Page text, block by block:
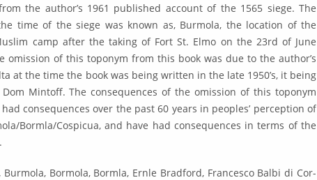
the author’s 1961 published account of the 1565 siege. The
time of the siege was known as, Burmola, the location of the
camp after the taking of Fort St. Elmo on the 23rd of June
omission of this toponym from this book was due to the author’s
at the time the book was being written in the late 1950’s, it being
Mintoff. The consequences of the omission of this toponym
consequences over the past 60 years in peoples’ perception of
Bormla/Cospicua, and have had consequences in terms of the
Burmola, Bormola, Bormla, Ernle Bradford, Francesco Balbi di Cor­